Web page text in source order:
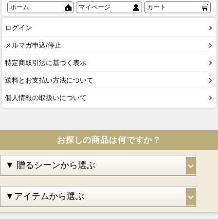
ホーム マイページ カート
ログイン
メルマガ申込/停止
特定商取引法に基づく表示
送料とお支払い方法について
個人情報の取扱いについて
お探しの商品は何ですか？